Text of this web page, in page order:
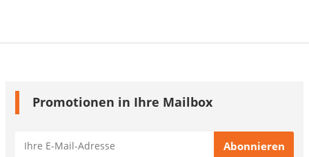
Promotionen in Ihre Mailbox